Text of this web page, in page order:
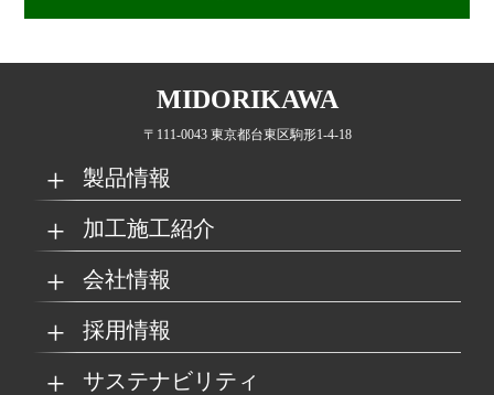
MIDORIKAWA
〒111-0043 東京都台東区駒形1-4-18
製品情報
MKブランド製品 新商品紹介
取扱製品情報
加工施工紹介
グループの総合力 乗り物
会社情報
会社概要 経営理念
採用情報
サステナビリティ